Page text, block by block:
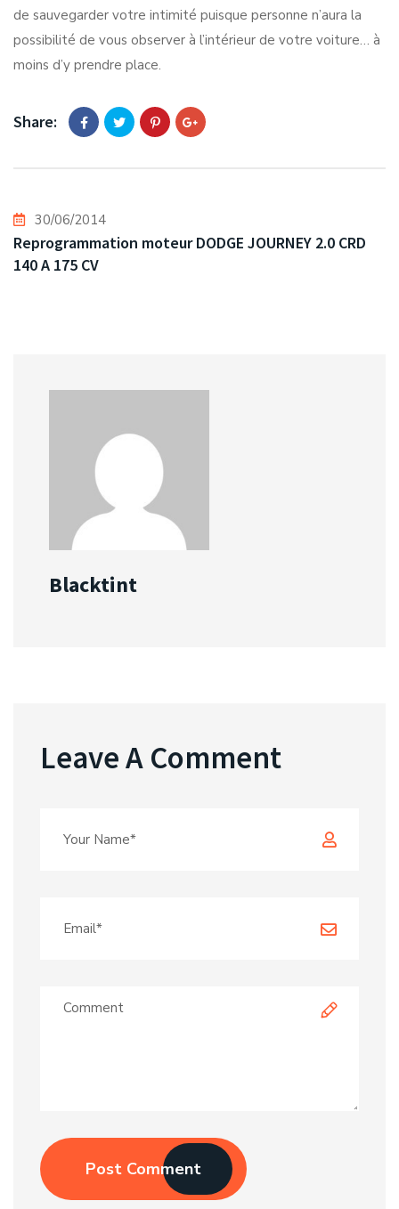
de sauvegarder votre intimité puisque personne n’aura la
possibilité de vous observer à l’intérieur de votre voiture… à
moins d’y prendre place.
Share:
30/06/2014
Reprogrammation moteur DODGE JOURNEY 2.0 CRD
140 A 175 CV
Blacktint
Leave A Comment
Post Comment